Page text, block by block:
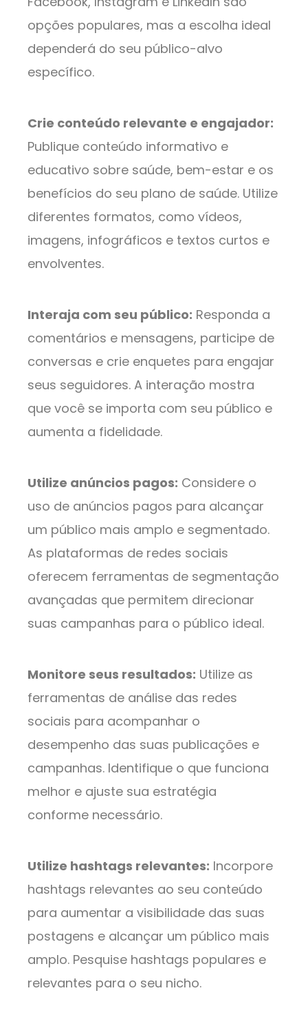
opções populares, mas a escolha ideal
dependerá do seu público-alvo
específico.
Crie conteúdo relevante e engajador:
Publique conteúdo informativo e
educativo sobre saúde, bem-estar e os
benefícios do seu plano de saúde. Utilize
diferentes formatos, como vídeos,
imagens, infográficos e textos curtos e
envolventes.
Interaja com seu público: Responda a
comentários e mensagens, participe de
conversas e crie enquetes para engajar
seus seguidores. A interação mostra
que você se importa com seu público e
aumenta a fidelidade.
Utilize anúncios pagos: Considere o
uso de anúncios pagos para alcançar
um público mais amplo e segmentado.
As plataformas de redes sociais
oferecem ferramentas de segmentação
avançadas que permitem direcionar
suas campanhas para o público ideal.
Monitore seus resultados: Utilize as
ferramentas de análise das redes
sociais para acompanhar o
desempenho das suas publicações e
campanhas. Identifique o que funciona
melhor e ajuste sua estratégia
conforme necessário.
Utilize hashtags relevantes: Incorpore
hashtags relevantes ao seu conteúdo
para aumentar a visibilidade das suas
postagens e alcançar um público mais
amplo. Pesquise hashtags populares e
relevantes para o seu nicho.